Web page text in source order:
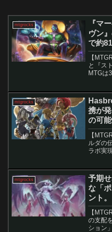
mtgrocks
『マ
ヴン
で約
ック
【
と『ス
MTGは
Magic:
mtgrocks
携が
の可
ャザ
【
ルダの
ラボ実
数年に
mtgrocks
予期
な「
ント
ング
【
の支配
ション